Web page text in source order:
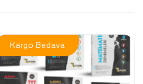
Kargo Bedava